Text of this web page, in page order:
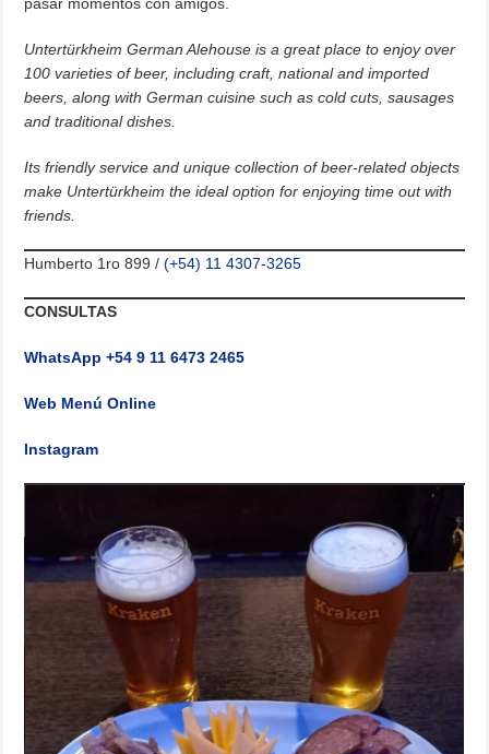
Untertürkheim German Alehouse is a great place to enjoy over
100 varieties of beer, including craft, national and imported
beers, along with German cuisine such as cold cuts, sausages
and traditional dishes.
Its friendly service and unique collection of beer-related objects
make Untertürkheim the ideal option for enjoying time out with
friends.
Humberto 1ro 899 /(+54) 11 4307-3265
CONSULTAS
WhatsApp +54 9 11 6473 2465
Web Menú Online
Instagram